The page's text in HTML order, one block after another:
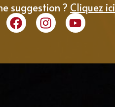
suggestion ? Cliquez ici